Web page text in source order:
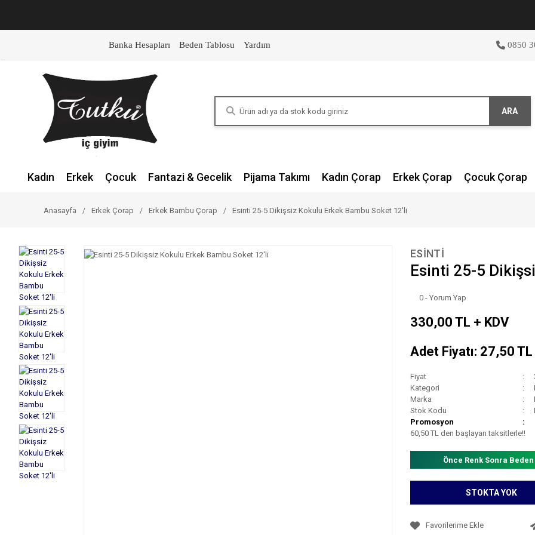
Banka Hesapları Beden Tablosu Yardım 0850
ARA
Kadın Erkek Çocuk Fantazi & Gecelik Pijama Takımı Kadın Çorap Erkek Çorap Çocuk Çorap
Anasayfa Erkek Çorap Erkek Bambu Çorap Esinti 25-5 Dikişsiz Kokulu Erkek Bambu Soket 12'li
ESİNTİ
Esinti 25-5
0 - Yorum Yap
330,00 TL + KDV
Adet Fiyatı: 27,50 TL
Fiyat
Kategori
Marka
Stok Kodu
Promosyon
60,50 TL den başlayan taksitlerle!!
Önce Renk Sonra
STOKTA YOK